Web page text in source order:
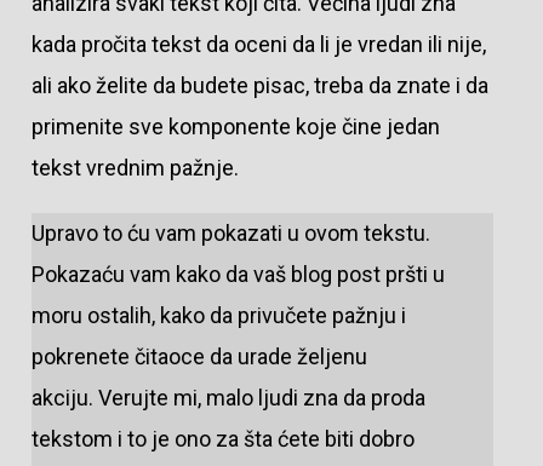
kada pročita tekst da oceni da li je vredan ili nije,
ali ako želite da budete pisac, treba da znate i da
primenite sve komponente koje čine jedan
tekst vrednim pažnje.
Upravo to ću vam pokazati u ovom tekstu.
Pokazaću vam kako da vaš blog post pršti u
moru ostalih, kako da privučete pažnju i
pokrenete čitaoce da urade željenu
akciju. Verujte mi, malo ljudi zna da proda
tekstom i to je ono za šta ćete biti dobro